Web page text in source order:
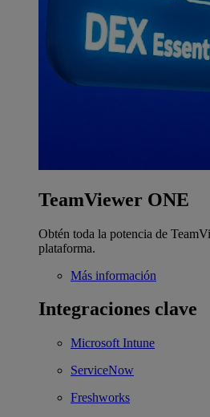
TeamViewer ONE
Obtén toda la potencia de
plataforma.
Más información
Integraciones clave
Microsoft Intune
ServiceNow
Freshworks